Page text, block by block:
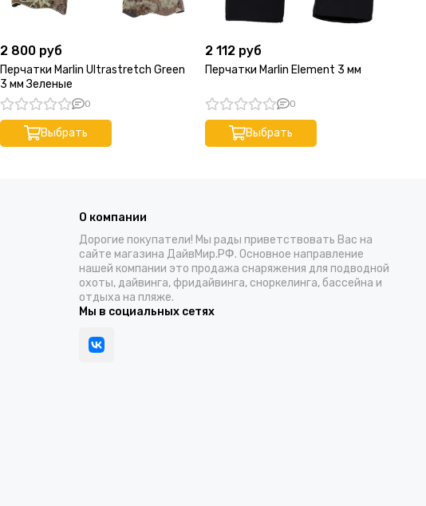
2 800 руб
Перчатки Marlin Ultrastretch Green
3 мм Зеленые
0
Выбрать
2 112 руб
Перчатки Marlin Element 3 мм
0
Выбрать
О компании
Дорогие покупатели! Мы рады приветствовать Вас на
сайте магазина ДайвМир.РФ. Основное направление
нашей компании это продажа снаряжения для подводной
охоты, дайвинга, фридайвинга, сноркелинга, бассейна и
отдыха на пляже.
Мы в социальных сетях